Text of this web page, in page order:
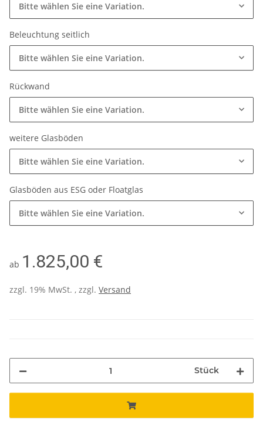
Bitte wählen Sie eine Variation.
Beleuchtung seitlich
Bitte wählen Sie eine Variation.
Rückwand
Bitte wählen Sie eine Variation.
weitere Glasböden
Bitte wählen Sie eine Variation.
Glasböden aus ESG oder Floatglas
Bitte wählen Sie eine Variation.
ab 1.825,00 €
zzgl. 19% MwSt. , zzgl. Versand
Stück